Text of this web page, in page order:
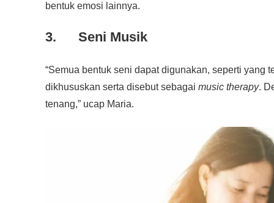
bentuk emosi lainnya.
3. Seni Musik
“Semua bentuk seni dapat digunakan, seperti yang
dikhususkan serta disebut sebagai music therapy.
tenang,” ucap Maria.